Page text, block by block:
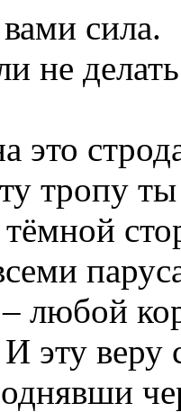
сила.
не
это
тропу
любой
эту веру